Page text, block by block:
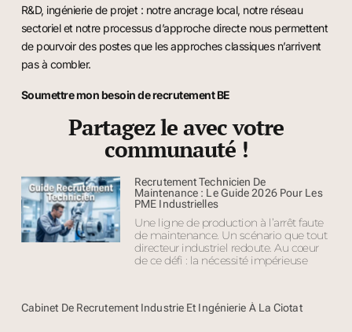
R&D, ingénierie de projet : notre ancrage local, notre réseau
sectoriel et notre processus d’approche directe nous permettent
de pourvoir des postes que les approches classiques n’arrivent
pas à combler.
Soumettre mon besoin de recrutement BE
Partagez le avec votre
communauté !
Recrutement Technicien De
Maintenance : Le Guide 2026 Pour Les
PME Industrielles
Une ligne de production à l’arrêt faute
de maintenance. Un scénario que tout
directeur industriel redoute. Au cœur
de ce défi : la nécessité impérieuse
Cabinet De Recrutement Industrie Et Ingénierie À La Ciotat